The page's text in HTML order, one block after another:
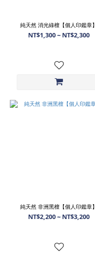
純天然 消光綠檀【個人印鑑章】
NT$1,300 ~ NT$2,300
純天然 非洲黑檀【個人印鑑章】
NT$2,200 ~ NT$3,200